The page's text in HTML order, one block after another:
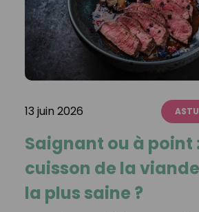
13 juin 2026
Saignant ou à point
cuisson de la
la plus saine ?